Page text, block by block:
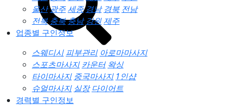
울산광주세종경남 경북 전남
전북 충북충남 강원제주
업종별 구인정보
스웨디시 피부관리 아로마마사지
스포츠마사지 카운터 왁싱
타이마사지 중국마사지 1인샵
슈얼마사지 실장 다이어트
경력별 구인정보